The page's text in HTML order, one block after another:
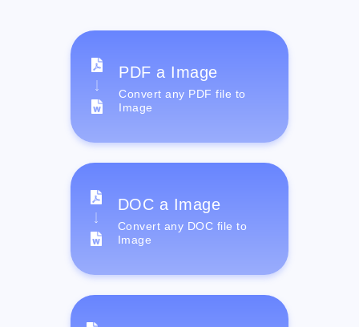
PDF a Image
Convert any PDF file to
Image
DOC a Image
Convert any DOC file to
Image